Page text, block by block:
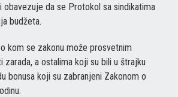
obavezuje da se Protokol sa sindikatima
budžeta.
kom se zakonu može prosvetnim
zarada, a ostalima koji su bili u štrajku
bonusa koji su zabranjeni Zakonom o